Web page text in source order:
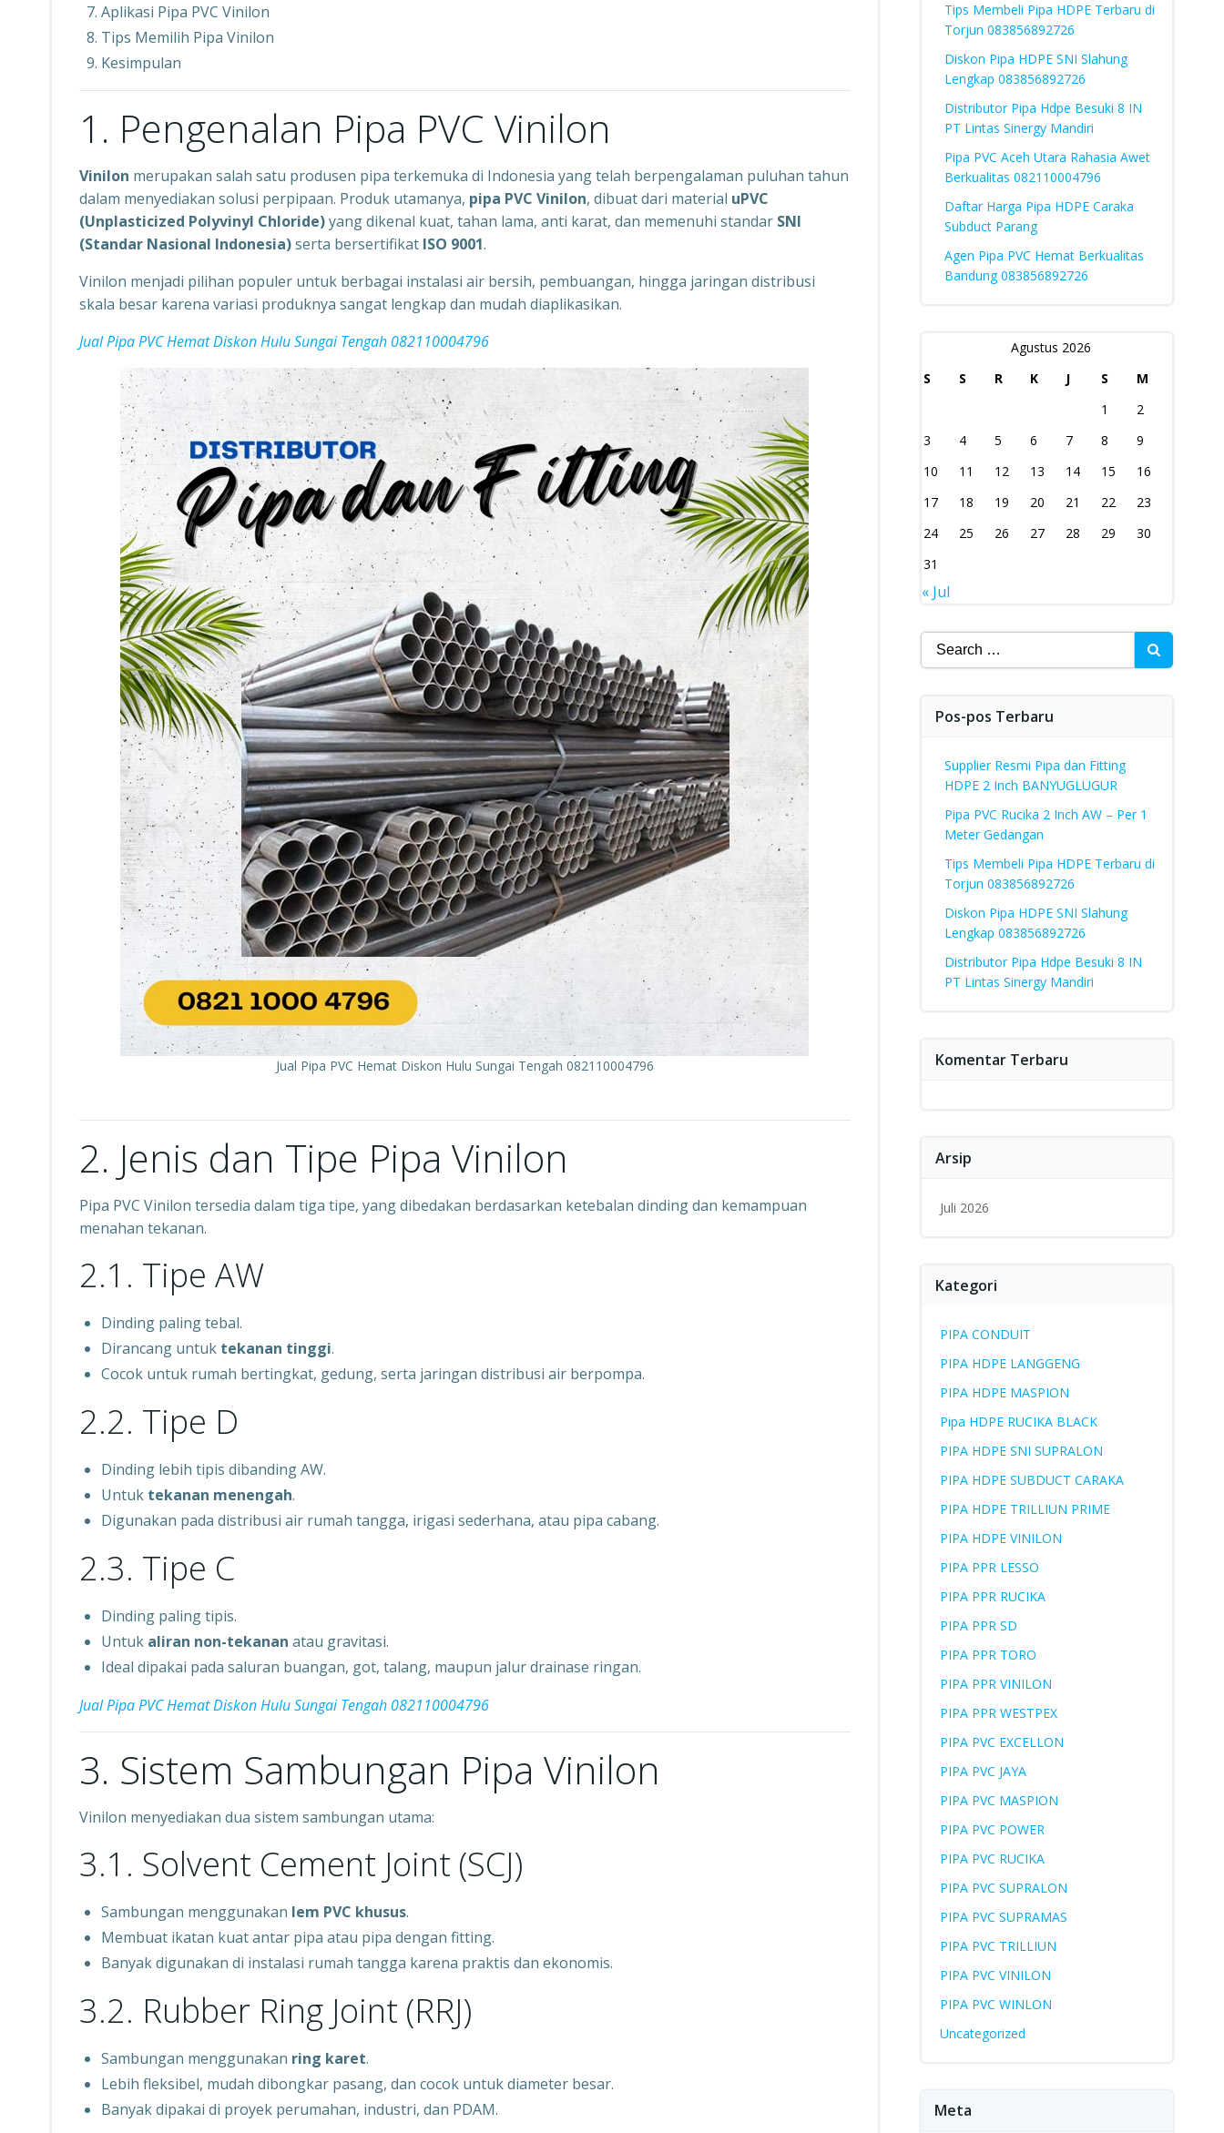
Aplikasi Pipa PVC Vinilon
Tips Memilih Pipa Vinilon
Kesimpulan
1. Pengenalan Pipa PVC Vinilon
Vinilon merupakan salah satu produsen pipa terkemuka di Indonesia yang telah berpengalaman puluhan tahun
dalam menyediakan solusi perpipaan. Produk utamanya, pipa PVC Vinilon, dibuat dari material uPVC
(Unplasticized Polyvinyl Chloride)yang dikenal kuat, tahan lama, anti karat, dan memenuhi standar SNI
(Standar Nasional Indonesia)serta bersertifikat ISO 9001.
Vinilon menjadi pilihan populer untuk berbagai instalasi air bersih, pembuangan, hingga jaringan distribusi
skala besar karena variasi produknya sangat lengkap dan mudah diaplikasikan.
Jual Pipa PVC Hemat Diskon Hulu Sungai Tengah 082110004796
Jual Pipa PVC Hemat Diskon Hulu Sungai Tengah 082110004796
2. Jenis dan Tipe Pipa Vinilon
Pipa PVC Vinilon tersedia dalam tiga tipe, yang dibedakan berdasarkan ketebalan dinding dan kemampuan
menahan tekanan.
2.1. Tipe AW
Dinding paling tebal.
Dirancang untuk tekanan tinggi.
Cocok untuk rumah bertingkat, gedung, serta jaringan distribusi air berpompa.
2.2. Tipe D
Dinding lebih tipis dibanding AW.
Untuk tekanan menengah.
Digunakan pada distribusi air rumah tangga, irigasi sederhana, atau pipa cabang.
2.3. Tipe C
Dinding paling tipis.
Untuk aliran non-tekanan atau gravitasi.
Ideal dipakai pada saluran buangan, got, talang, maupun jalur drainase ringan.
Jual Pipa PVC Hemat Diskon Hulu Sungai Tengah 082110004796
3. Sistem Sambungan Pipa Vinilon
Vinilon menyediakan dua sistem sambungan utama:
3.1. Solvent Cement Joint (SCJ)
Sambungan menggunakan lem PVC khusus.
Membuat ikatan kuat antar pipa atau pipa dengan fitting.
Banyak digunakan di instalasi rumah tangga karena praktis dan ekonomis.
3.2. Rubber Ring Joint (RRJ)
Sambungan menggunakan ring karet.
Lebih fleksibel, mudah dibongkar pasang, dan cocok untuk diameter besar.
Banyak dipakai di proyek perumahan, industri, dan PDAM.
Tips Membeli Pipa HDPE Terbaru di
Torjun 083856892726
Diskon Pipa HDPE SNI Slahung
Lengkap 083856892726
Distributor Pipa Hdpe Besuki 8 IN
PT Lintas Sinergy Mandiri
Pipa PVC Aceh Utara Rahasia Awet
Berkualitas 082110004796
Daftar Harga Pipa HDPE Caraka
Subduct Parang
Agen Pipa PVC Hemat Berkualitas
Bandung 083856892726
Agustus 2026
S
S R K J S
M
1
2
3
4 5 6 7 8
9
10
11 12 13 14 15
16
17
18 19 20 21 22
23
24
25 26 27 28 29
30
31
« Jul
Search
for:
Pos-pos Terbaru
Supplier Resmi Pipa dan Fitting
HDPE 2 Inch BANYUGLUGUR
Pipa PVC Rucika 2 Inch AW – Per 1
Meter Gedangan
Tips Membeli Pipa HDPE Terbaru di
Torjun 083856892726
Diskon Pipa HDPE SNI Slahung
Lengkap 083856892726
Distributor Pipa Hdpe Besuki 8 IN
PT Lintas Sinergy Mandiri
Komentar Terbaru
Arsip
Juli 2026
Kategori
PIPA CONDUIT
PIPA HDPE LANGGENG
PIPA HDPE MASPION
Pipa HDPE RUCIKA BLACK
PIPA HDPE SNI SUPRALON
PIPA HDPE SUBDUCT CARAKA
PIPA HDPE TRILLIUN PRIME
PIPA HDPE VINILON
PIPA PPR LESSO
PIPA PPR RUCIKA
PIPA PPR SD
PIPA PPR TORO
PIPA PPR VINILON
PIPA PPR WESTPEX
PIPA PVC EXCELLON
PIPA PVC JAYA
PIPA PVC MASPION
PIPA PVC POWER
PIPA PVC RUCIKA
PIPA PVC SUPRALON
PIPA PVC SUPRAMAS
PIPA PVC TRILLIUN
PIPA PVC VINILON
PIPA PVC WINLON
Uncategorized
Meta